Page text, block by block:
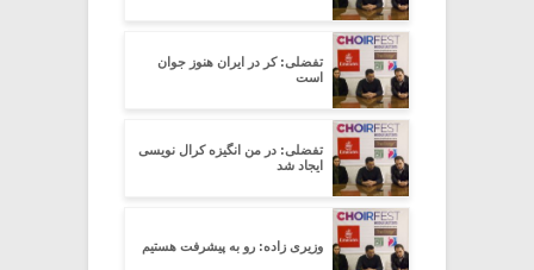
تفضلی: کر در ایران هنوز جوان
است
تفضلی: در من انگیزه کرال نویسی
ایجاد شد
وزیری زاده: رو به پیشرفت هستیم